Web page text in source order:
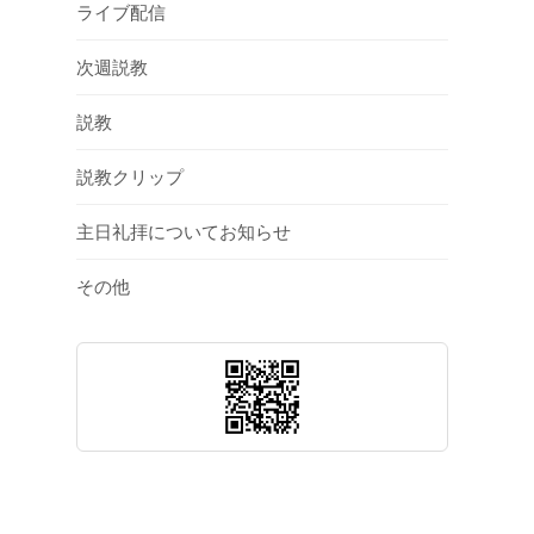
ライブ配信
次週説教
説教
説教クリップ
主日礼拝についてお知らせ
その他